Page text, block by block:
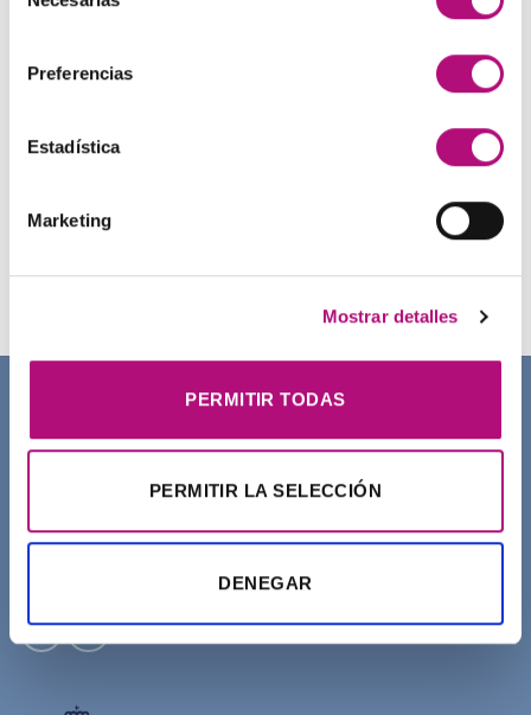
Preferencias
Estadística
Marketing
Mostrar detalles
PERMITIR TODAS
PERMITIR LA SELECCIÓN
DENEGAR
Pendientes Negro
Champú Huile d´etoile
SOBRE NOSOTROS